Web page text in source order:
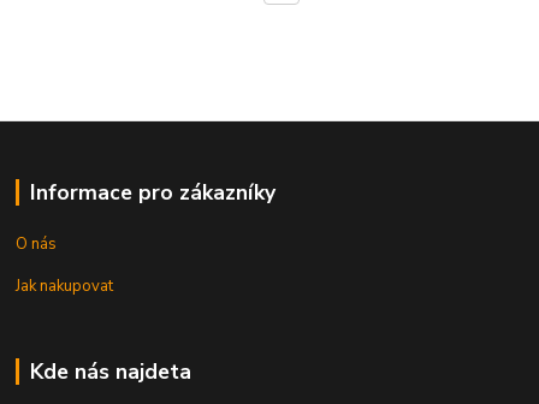
Informace pro zákazníky
O nás
Jak nakupovat
Kde nás najdeta